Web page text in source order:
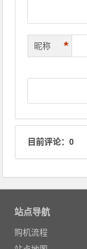
昵称 *
目前评论：0
站点导航
购机流程